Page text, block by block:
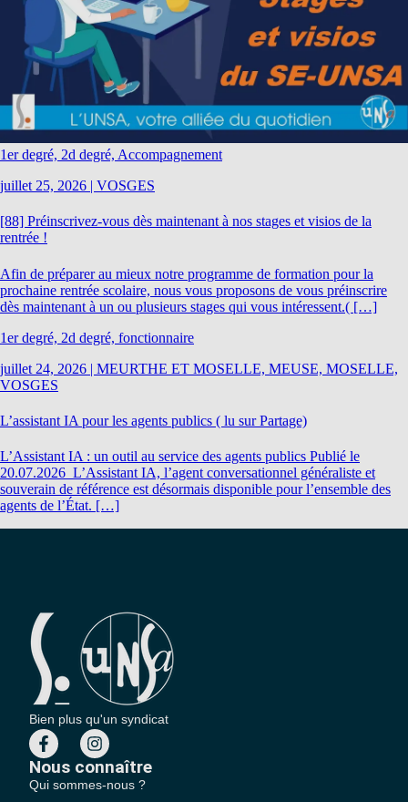
1er degré, 2d degré, Accompagnement
juillet 25, 2026 | VOSGES
[88] Préinscrivez-vous dès maintenant à nos stages et visios de la
rentrée !
Afin de préparer au mieux notre programme de formation pour la
prochaine rentrée scolaire, nous vous proposons de vous préinscrire
dès maintenant à un ou plusieurs stages qui vous intéressent.( […]
1er degré, 2d degré, fonctionnaire
juillet 24, 2026 | MEURTHE ET MOSELLE, MEUSE, MOSELLE,
VOSGES
L’assistant IA pour les agents publics ( lu sur Partage)
L’Assistant IA : un outil au service des agents publics Publié le
20.07.2026 L’Assistant IA, l’agent conversationnel généraliste et
souverain de référence est désormais disponible pour l’ensemble des
agents de l’État. […]
Bien plus qu'un syndicat
Nous connaître
Qui sommes-nous ?